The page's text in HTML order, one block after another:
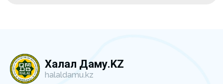
Халал Даму.KZ
halaldamu.kz